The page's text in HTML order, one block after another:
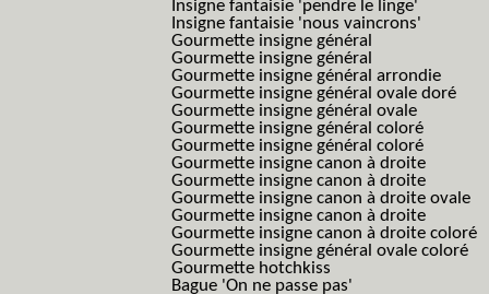
Insigne fantaisie 'pendre le linge'
Insigne fantaisie 'nous vaincrons'
Gourmette insigne général
Gourmette insigne général
Gourmette insigne général arrondie
Gourmette insigne général ovale doré
Gourmette insigne général ovale
Gourmette insigne général coloré
Gourmette insigne général coloré
Gourmette insigne canon à droite
Gourmette insigne canon à droite
Gourmette insigne canon à droite ovale
Gourmette insigne canon à droite
Gourmette insigne canon à droite coloré
Gourmette insigne général ovale coloré
Gourmette hotchkiss
Bague 'On ne passe pas'